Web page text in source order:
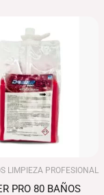
LIMPIEZA PROFESIONAL
PRO 80 BAÑOS
precio
original
era:
113.44€.
actual
110.04€.